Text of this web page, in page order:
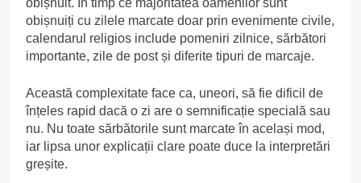
obișnuiți cu zilele marcate doar prin evenimente civile,
calendarul religios include pomeniri zilnice, sărbători
importante, zile de post și diferite tipuri de marcaje.
Această complexitate face ca, uneori, să fie dificil de
înțeles rapid dacă o zi are o semnificație specială sau
nu. Nu toate sărbătorile sunt marcate în același mod,
iar lipsa unor explicații clare poate duce la interpretări
greșite.